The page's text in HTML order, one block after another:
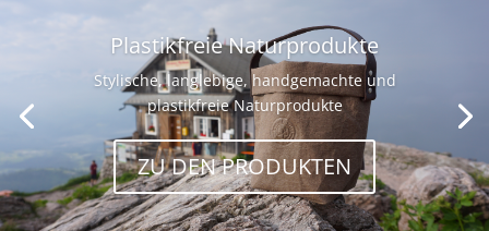
Plastikfreie Naturprodukte
Stylische, langlebige, handgemachte und
plastikfreie Naturprodukte
ZU DEN PRODUKTEN